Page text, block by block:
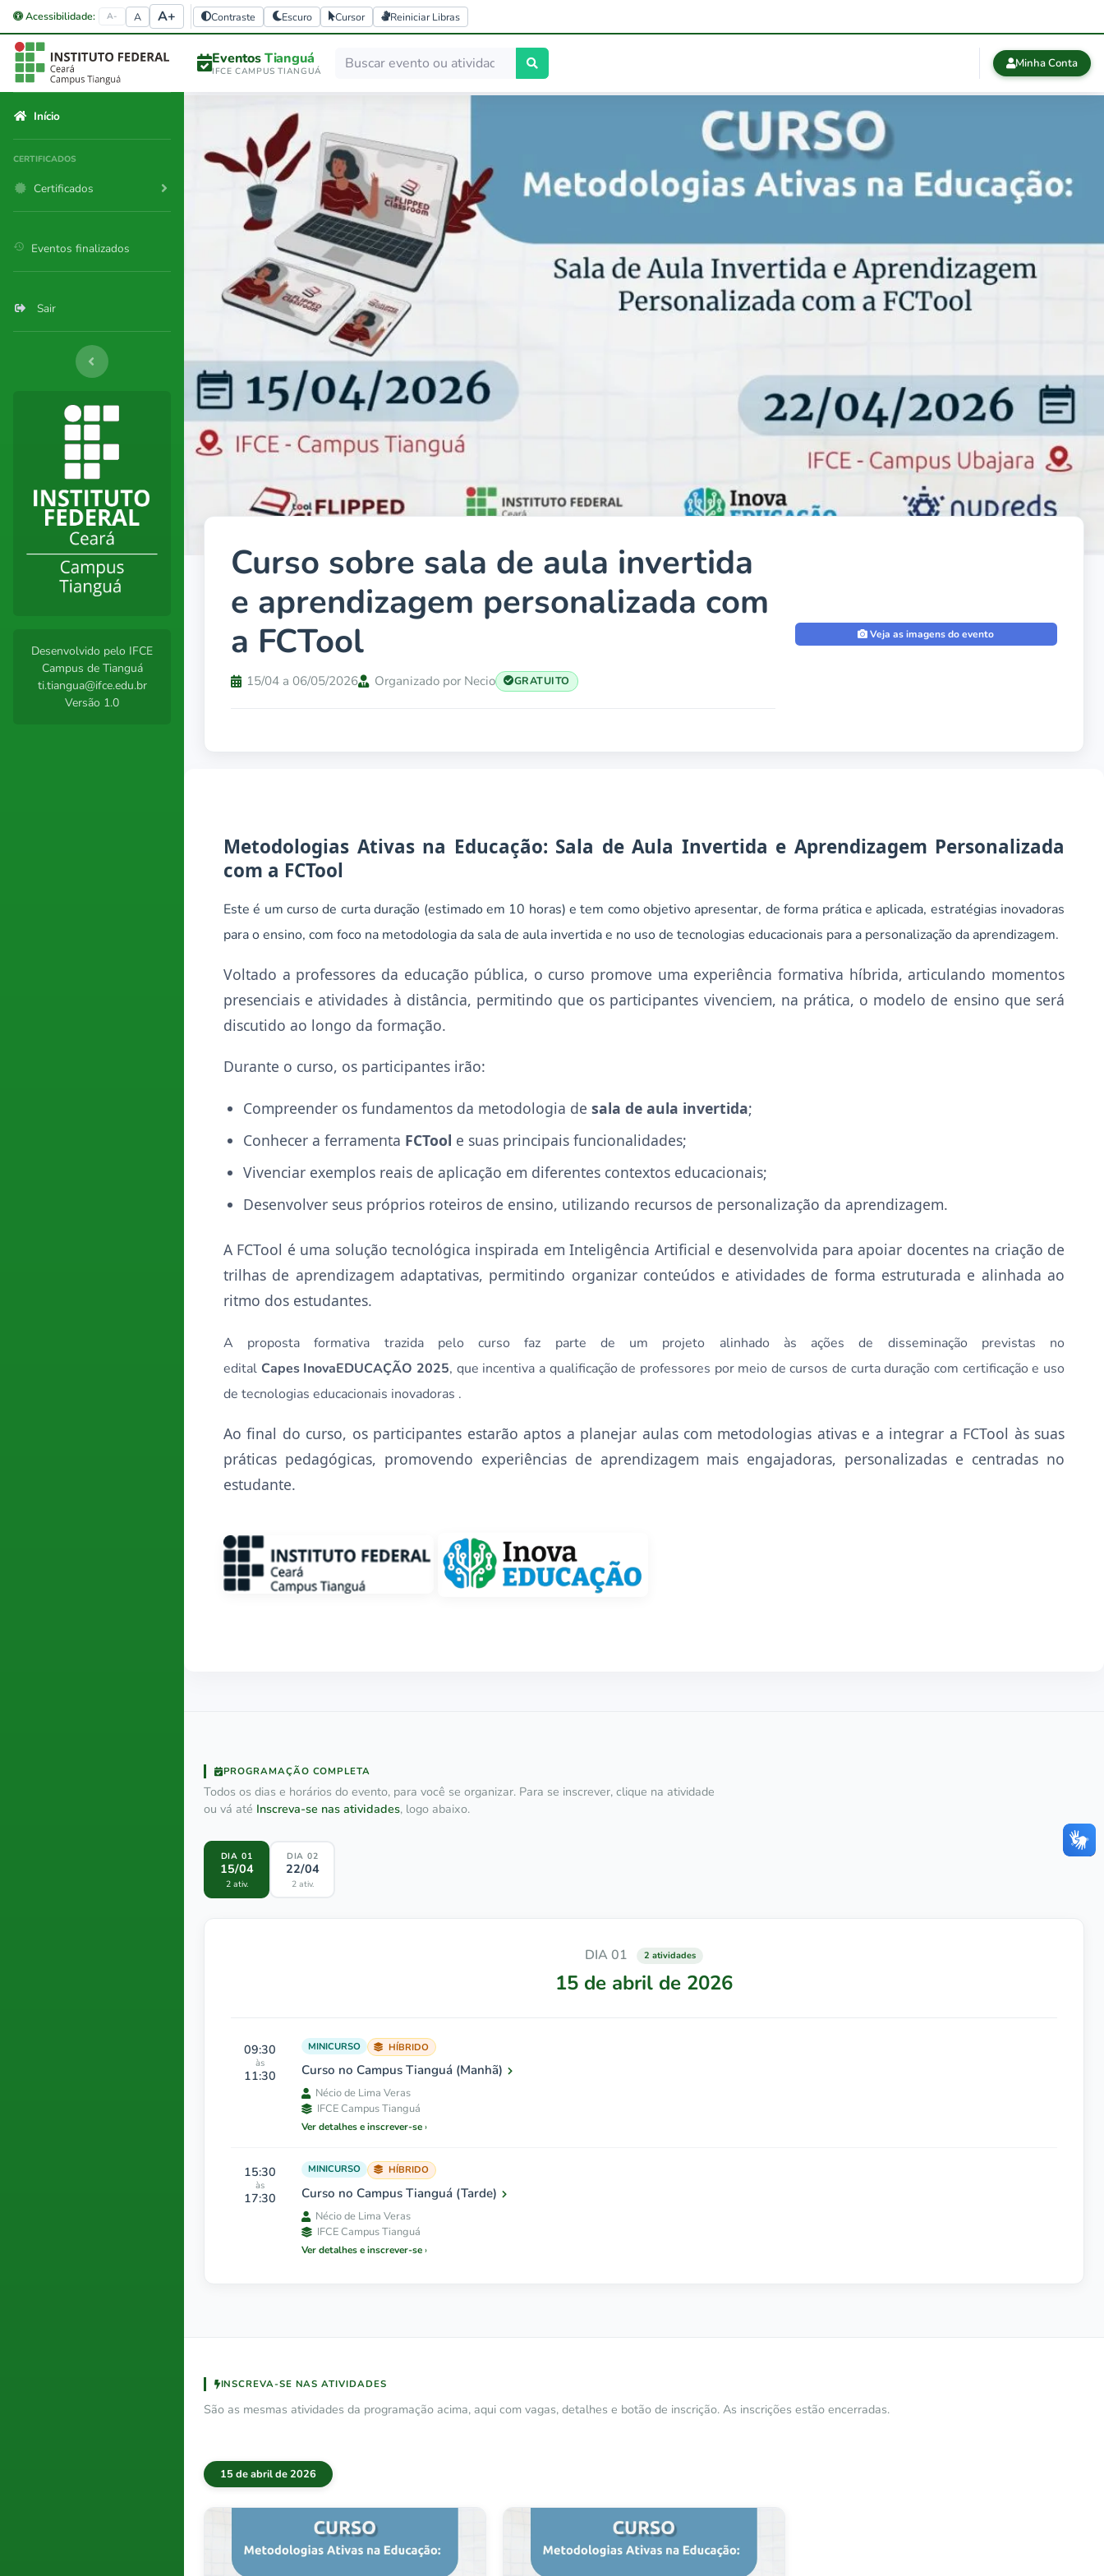
Acessibilidade: A- A A+ Contraste Escuro Cursor Reiniciar Libras
Início
CERTIFICADOS
Certificados
history Eventos finalizados
Sair
Desenvolvido pelo IFCE
Campus de Tianguá
ti.tiangua@ifce.edu.br
Versão 1.0
EventosTianguá
IFCE CAMPUS TIANGUÁ
Minha Conta
Curso sobre sala de aula invertida
e aprendizagem personalizada com
a FCTool
15/04 a 06/05/2026 Organizado por Necio GRATUITO
Veja as imagens do evento
Metodologias Ativas na Educação: Sala de Aula Invertida e Aprendizagem Personalizada
com a FCTool
Este é um curso de curta duração (estimado em 10 horas) e tem como objetivo apresentar, de forma prática e aplicada, estratégias inovadoras
para o ensino, com foco na metodologia da sala de aula invertida e no uso de tecnologias educacionais para a personalização da aprendizagem.
Voltado a professores da educação pública, o curso promove uma experiência formativa híbrida, articulando momentos
presenciais e atividades à distância, permitindo que os participantes vivenciem, na prática, o modelo de ensino que será
discutido ao longo da formação.
Durante o curso, os participantes irão:
Compreender os fundamentos da metodologia de sala de aula invertida;
Conhecer a ferramenta FCTool e suas principais funcionalidades;
Vivenciar exemplos reais de aplicação em diferentes contextos educacionais;
Desenvolver seus próprios roteiros de ensino, utilizando recursos de personalização da aprendizagem.
A FCTool é uma solução tecnológica inspirada em Inteligência Artificial e desenvolvida para apoiar docentes na criação de
trilhas de aprendizagem adaptativas, permitindo organizar conteúdos e atividades de forma estruturada e alinhada ao
ritmo dos estudantes.
A proposta formativa trazida pelo curso faz parte de um projeto alinhado às ações de disseminação previstas no
edital Capes InovaEDUCAÇÃO 2025, que incentiva a qualificação de professores por meio de cursos de curta duração com certificação e uso
de tecnologias educacionais inovadoras .
Ao final do curso, os participantes estarão aptos a planejar aulas com metodologias ativas e a integrar a FCTool às suas
práticas pedagógicas, promovendo experiências de aprendizagem mais engajadoras, personalizadas e centradas no
estudante.
PROGRAMAÇÃO COMPLETA
Todos os dias e horários do evento, para você se organizar. Para se inscrever, clique na atividade
ou vá até Inscreva-se nas atividades, logo abaixo.
DIA 01
15/04
2 ativ.
DIA 02
22/04
2 ativ.
DIA 01 2 atividades
15 de abril de 2026
09:30
às
11:30
MINICURSO HÍBRIDO
Curso no Campus Tianguá (Manhã)
Nécio de Lima Veras
IFCE Campus Tianguá
Ver detalhes e inscrever-se
15:30
às
17:30
MINICURSO HÍBRIDO
Curso no Campus Tianguá (Tarde)
Nécio de Lima Veras
IFCE Campus Tianguá
Ver detalhes e inscrever-se
INSCREVA-SE NAS ATIVIDADES
São as mesmas atividades da programação acima, aqui com vagas, detalhes e botão de inscrição. As inscrições estão encerradas.
15 de abril de 2026